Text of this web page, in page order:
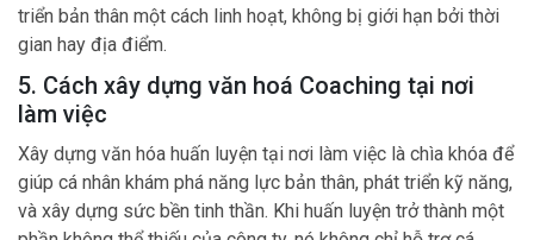
triển bản thân một cách linh hoạt, không bị giới hạn bởi thời
gian hay địa điểm.
5. Cách xây dựng văn hoá Coaching tại nơi
làm việc
Xây dựng văn hóa huấn luyện tại nơi làm việc là chìa khóa để
giúp cá nhân khám phá năng lực bản thân, phát triển kỹ năng,
và xây dựng sức bền tinh thần. Khi huấn luyện trở thành một